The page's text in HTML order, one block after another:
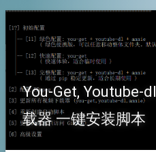
You-Get, Youtube-
载器 一键安装脚本